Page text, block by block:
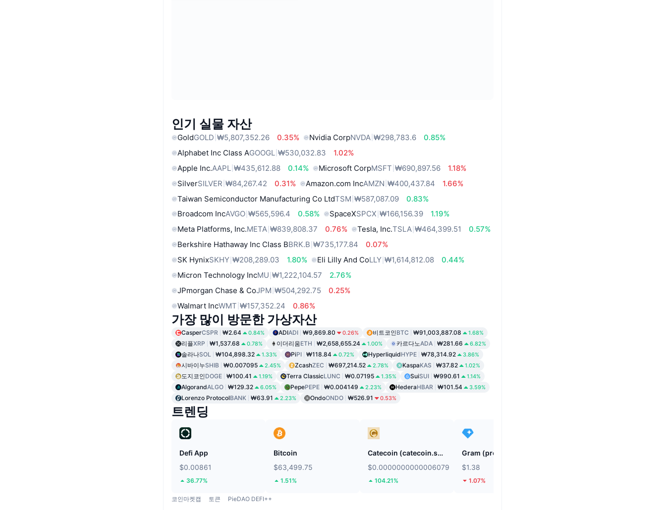
인기 실물 자산
GoldGOLD ₩5,807,352.26 0.35% Nvidia CorpNVDA ₩298,783.6
0.85%
Alphabet Inc Class AGOOGL ₩530,032.83
1.02%
Apple Inc.AAPL ₩435,612.88 0.14% Microsoft CorpMSFT ₩690,897.56
1.18%
SilverSILVER ₩84,267.42 0.31% Amazon.com IncAMZN ₩400,437.84
1.66%
Taiwan Semiconductor Manufacturing Co LtdTSM ₩587,087.09
0.83%
Broadcom IncAVGO ₩565,596.4 0.58% SpaceXSPCX ₩166,156.39
1.19%
Meta Platforms, Inc.META ₩839,808.37 0.76% Tesla, Inc.TSLA ₩464,399.51
0.57%
Berkshire Hathaway Inc Class BBRK.B ₩735,177.84
0.07%
SK HynixSKHY ₩208,289.03 1.80% Eli Lilly And CoLLY ₩1,614,812.08
0.44%
Micron Technology IncMU ₩1,222,104.57
2.76%
JPmorgan Chase & CoJPM ₩504,292.75
0.25%
Walmart IncWMT ₩157,352.24 0.86%
가장 많이 방문한 가상자산
CasperCSPR ₩2.64 0.84% ADIADI ₩9,869.80 0.26% 비트코인BTC ₩91,003,887.08 1.68%
리플XRP ₩1,537.68 0.78% 이더리움ETH ₩2,658,655.24 1.00% 카르다노ADA ₩281.66 6.82%
솔라나SOL ₩104,898.32 1.33% PiPI ₩118.84 0.72% HyperliquidHYPE ₩78,314.92 3.86%
시바이누SHIB ₩0.007095 2.45% ZcashZEC ₩697,214.52 2.78% KaspaKAS ₩37.82 1.02%
도지코인DOGE ₩100.41 1.19% Terra ClassicLUNC ₩0.07195 1.35% SuiSUI ₩990.61 1.14%
AlgorandALGO ₩129.32 6.05% PepePEPE ₩0.004149 2.23% HederaHBAR ₩101.54 3.59%
Lorenzo ProtocolBANK ₩63.91 2.23% OndoONDO ₩526.91 0.53%
트렌딩
Defi App
$0.00861
36.77%
Bitcoin
$63,499.75
1.51%
Catecoin (catecoin.shop)
$0.0000000000006079
104.21%
Gram (prev. Toncoin)
$1.38
1.07%
코인마켓캡 토큰 PieDAO DEFI++